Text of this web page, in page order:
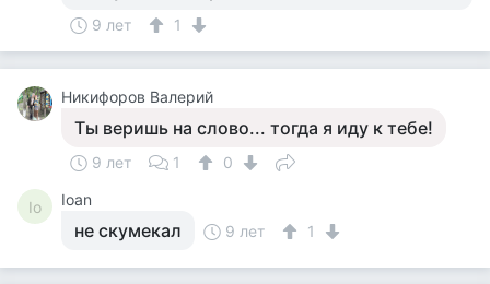
9 лет 1
Никифоров Валерий
Ты веришь на слово... тогда я иду к тебе!
9 лет 1 0
Io Ioan
не скумекал 9 лет 1